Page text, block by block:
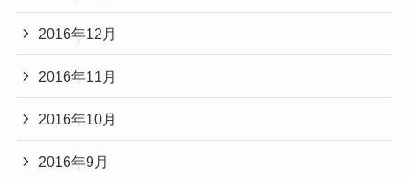
2016年12月
2016年11月
2016年10月
2016年9月